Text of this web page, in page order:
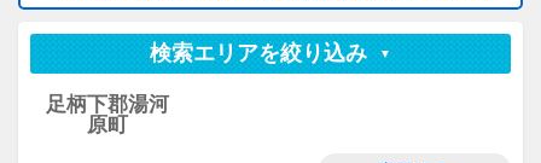
検索エリアを絞り込み
足柄下郡湯河
原町